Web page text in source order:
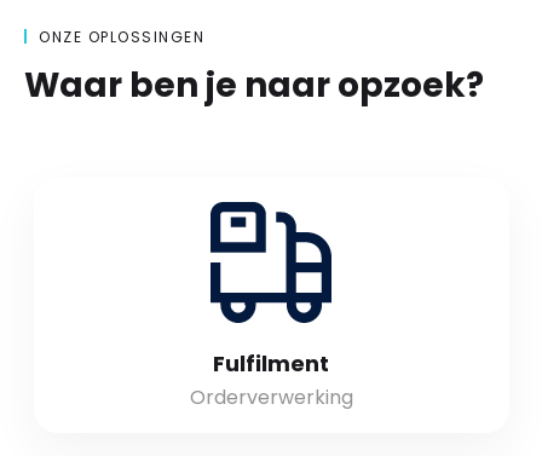
ONZE OPLOSSINGEN
Waar ben je naar opzoek?
Fulfilment
Orderverwerking